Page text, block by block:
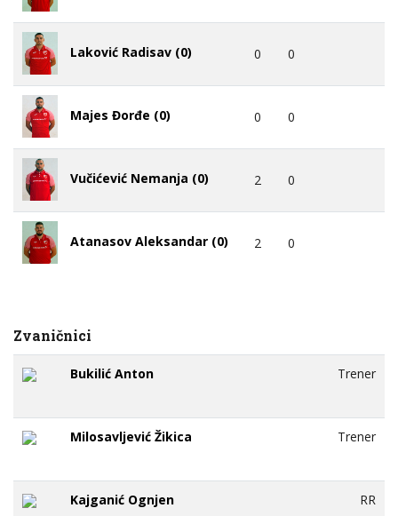
Laković Radisav (0) 0 0
Majes Đorđe (0) 0 0
Vučićević Nemanja (0) 2 0
Atanasov Aleksandar (0) 2 0
Zvaničnici
Bukilić Anton Trener
Milosavljević Žikica Trener
Kajganić Ognjen RR